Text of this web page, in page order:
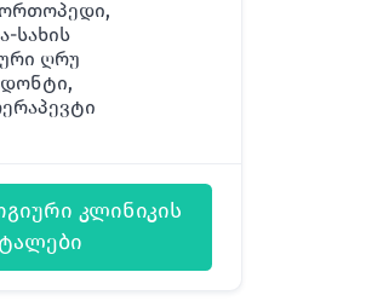
სახის
ღრუ
კლინიკის